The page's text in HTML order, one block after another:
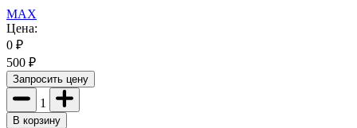
MAX
Цена:
0 ₽
500 ₽
Запросить цену
1
В корзину